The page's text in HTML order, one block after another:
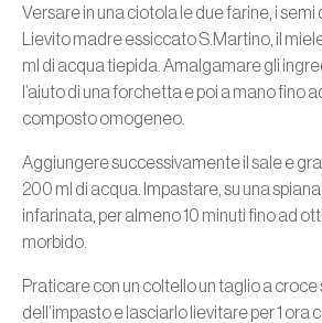
Versare in una ciotola le due farine, i semi
Lievito madre essiccato S.Martino, il
ml di acqua tiepida. Amalgamare gli
l’aiuto di una forchetta e poi a mano fino
composto omogeneo.
Aggiungere successivamente il sale e
200 ml di acqua. Impastare, su una
infarinata, per almeno 10 minuti fino ad
morbido.
Praticare con un coltello un taglio a croce
dell’impasto e lasciarlo lievitare per 1 ora